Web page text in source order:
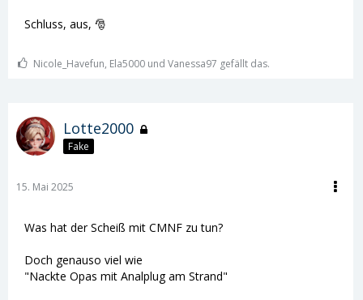
Schluss, aus, 🎅
Nicole_Havefun, Ela5000 und Vanessa97 gefällt das.
Lotte2000
Fake
15. Mai 2025
Was hat der Scheiß mit CMNF zu tun?
Doch genauso viel wie
"Nackte Opas mit Analplug am Strand"